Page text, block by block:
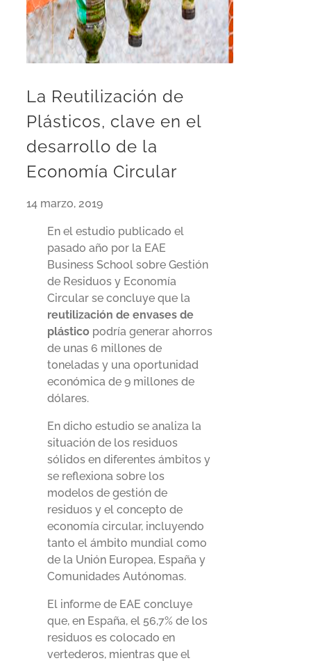
La Reutilización de
Plásticos, clave en el
desarrollo de la
Economía Circular
14 marzo, 2019
En el estudio publicado el
pasado año por la EAE
Business School sobre Gestión
de Residuos y Economía
Circular se concluye que la
reutilización de envases de
plásticopodría generar ahorros
de unas 6 millones de
toneladas y una oportunidad
económica de 9 millones de
dólares.
En dicho estudio se analiza la
situación de los residuos
sólidos en diferentes ámbitos y
se reflexiona sobre los
modelos de gestión de
residuos y el concepto de
economía circular, incluyendo
tanto el ámbito mundial como
de la Unión Europea, España y
Comunidades Autónomas.
El informe de EAE concluye
que, en España, el 56,7% de los
residuos es colocado en
vertederos, mientras que el